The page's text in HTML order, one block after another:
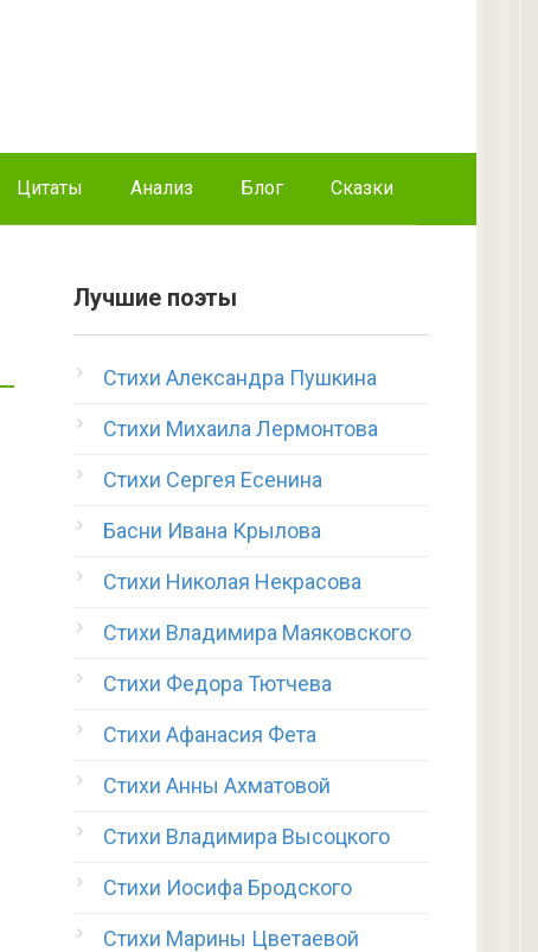
Цитаты Анализ Блог Сказки
Лучшие поэты
Стихи Александра Пушкина
Стихи Михаила Лермонтова
Стихи Сергея Есенина
Басни Ивана Крылова
Стихи Николая Некрасова
Стихи Владимира Маяковского
Стихи Федора Тютчева
Стихи Афанасия Фета
Стихи Анны Ахматовой
Стихи Владимира Высоцкого
Стихи Иосифа Бродского
Стихи Марины Цветаевой